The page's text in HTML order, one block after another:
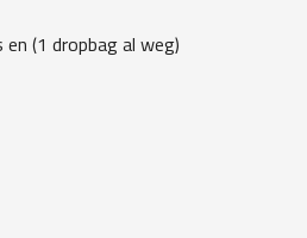
(1 dropbag al weg)